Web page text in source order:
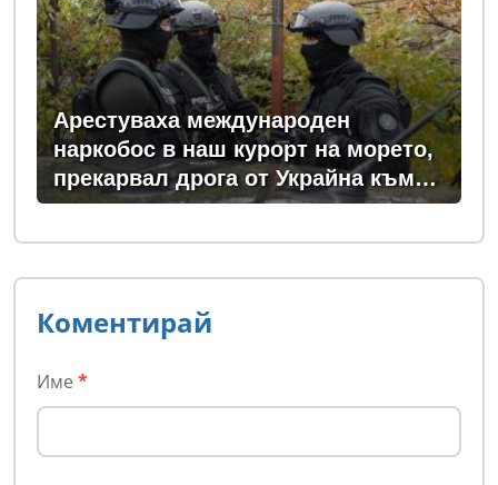
Арестуваха международен
наркобос в наш курорт на морето,
прекарвал дрога от Украйна към
ЕС
Коментирай
Име *